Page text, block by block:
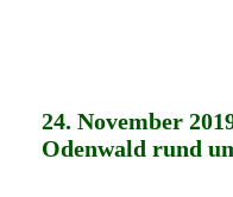
24. November
Odenwald rund